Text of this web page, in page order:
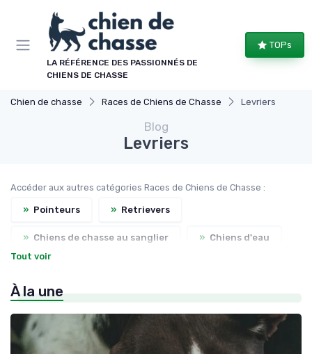
LA RÉFÉRENCE DES PASSIONNÉS DE
CHIENS DE CHASSE
TOPs
Chien de chasse Races de Chiens de Chasse Levriers
Blog
Levriers
Accéder aux autres catégories Races de Chiens de Chasse :
» Pointeurs » Retrievers
» Chiens de chasse au sanglier » Chiens d'eau
Tout voir
À la une
Panneau de gestion des cookies